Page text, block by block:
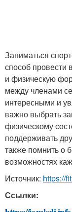
Заниматься
способ провести
и физическую
между членами
интересными и
важно выбрать
физическому
поддерживать
также помнить о
возможностях
Источник: https://
Ссылки: